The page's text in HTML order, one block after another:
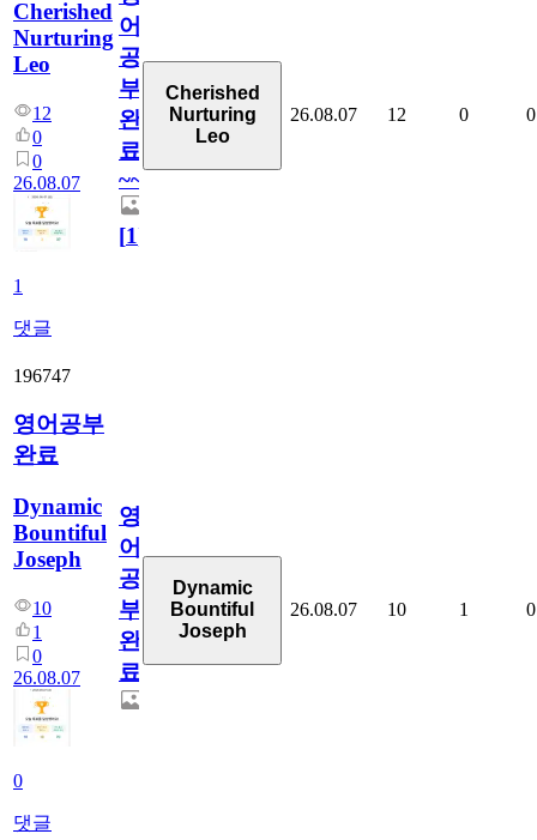
Cherished
Nurturing
Leo
12
0
0
26.08.07
1
댓글
어
공
부
완
료
~~
[1]
Cherished
Nurturing
Leo
26.08.07 12 0 0
196747
영어공부
완료
Dynamic
Bountiful
Joseph
10
1
0
26.08.07
0
댓글
영
어
공
부
완
료
Dynamic
Bountiful
Joseph
26.08.07 10 1 0